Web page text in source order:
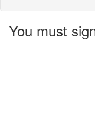
You must